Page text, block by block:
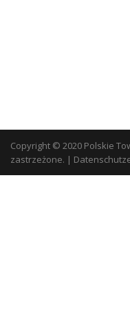
Copyright © 2020 Polskie
zastrzeżone. |